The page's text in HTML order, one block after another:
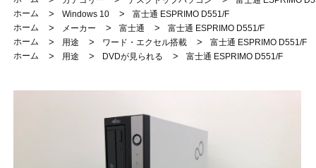
ホーム
> Windows 10 >
富士通 ESPRIMO D551/F
ホーム
> メーカー > 富士通 >
富士通 ESPRIMO D551/F
ホーム
> 用途 > ワード・エクセル搭載 >
富士通 ESPRIMO D551/F
ホーム
> 用途 > DVDが見られる > 富士通 ESPRIMO D551/F